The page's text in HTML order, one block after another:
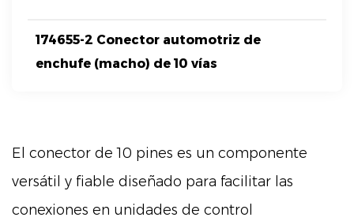
174655-2 Conector automotriz de
enchufe (macho) de 10 vías
El conector de 10 pines es un componente
versátil y fiable diseñado para facilitar las
conexiones en unidades de control